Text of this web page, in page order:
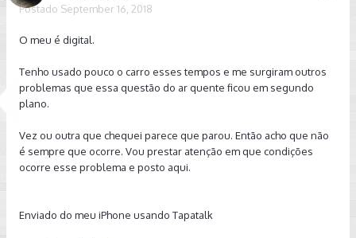
Postado September 16, 2018
O meu é digital.
Tenho usado pouco o carro esses tempos e me surgiram outros
problemas que essa questão do ar quente ficou em segundo
plano.
Vez ou outra que chequei parece que parou. Então acho que não
é sempre que ocorre. Vou prestar atenção em que condições
ocorre esse problema e posto aqui.
Enviado do meu iPhone usando Tapatalk